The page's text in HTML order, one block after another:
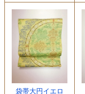
袋帯大円イエロ